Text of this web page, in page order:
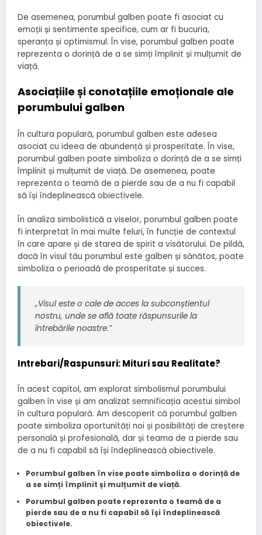
De asemenea, porumbul galben poate fi asociat cu
emoții și sentimente specifice, cum ar fi bucuria,
speranța și optimismul. În vise, porumbul galben poate
reprezenta o dorință de a se simți împlinit și mulțumit de
viață.
Asociațiile și conotațiile emoționale ale
porumbului galben
În cultura populară, porumbul galben este adesea
asociat cu ideea de abundență și prosperitate. În vise,
porumbul galben poate simboliza o dorință de a se simți
împlinit și mulțumit de viață. De asemenea, poate
reprezenta o teamă de a pierde sau de a nu fi capabil
să își îndeplinească obiectivele.
În analiza simbolistică a viselor, porumbul galben poate
fi interpretat în mai multe feluri, în funcție de contextul
în care apare și de starea de spirit a visătorului. De pildă,
dacă în visul tău porumbul este galben și sănătos, poate
simboliza o perioadă de prosperitate și succes.
„Visul este o cale de acces la subconștientul
nostru, unde se află toate răspunsurile la
întrebările noastre.”
Intrebari/Raspunsuri: Mituri sau Realitate?
În acest capitol, am explorat simbolismul porumbului
galben în vise și am analizat semnificația acestui simbol
în cultura populară. Am descoperit că porumbul galben
poate simboliza oportunități noi și posibilități de creștere
personală și profesională, dar și teama de a pierde sau
de a nu fi capabil să își îndeplinească obiectivele.
Porumbul galben în vise poate simboliza o dorință de
a se simți împlinit și mulțumit de viață.
Porumbul galben poate reprezenta o teamă de a
pierde sau de a nu fi capabil să își îndeplinească
obiectivele.